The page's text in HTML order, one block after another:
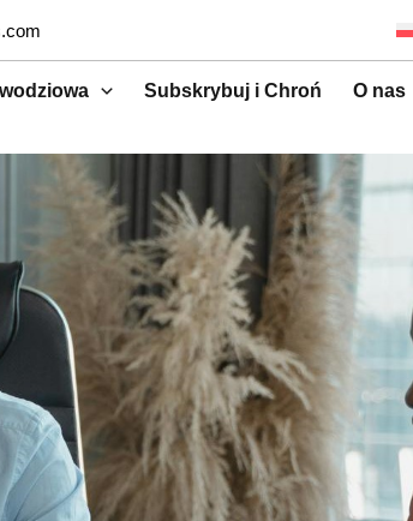
Subskrybuj i Chroń O nas